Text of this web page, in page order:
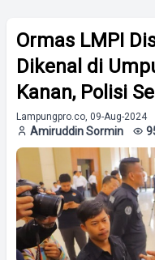
Ormas LMPI
Dikenal di
Kanan, Polisi
Lampungpro.co, 09-Aug-2024
Amiruddin Sormin